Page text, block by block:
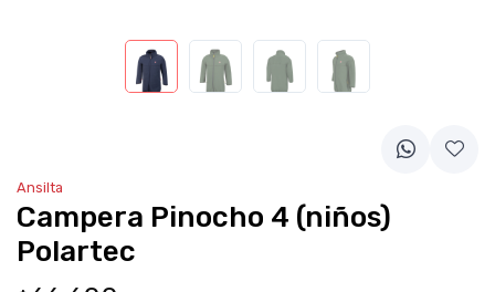
Ansilta
Campera Pinocho 4 (niños)
Polartec